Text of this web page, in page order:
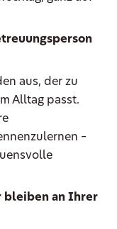
aus, der zu
Alltag passt.
–
bleiben an Ihrer